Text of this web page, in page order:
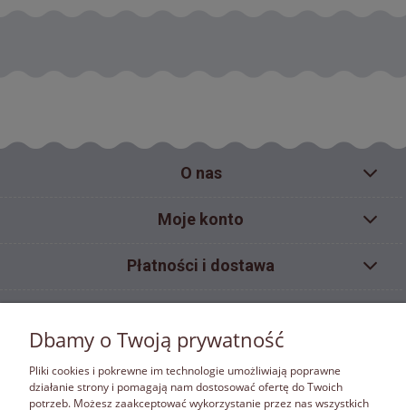
O nas
Moje konto
Płatności i dostawa
Informacje
Dbamy o Twoją prywatność
Pliki cookies i pokrewne im technologie umożliwiają poprawne
działanie strony i pomagają nam dostosować ofertę do Twoich
potrzeb. Możesz zaakceptować wykorzystanie przez nas wszystkich